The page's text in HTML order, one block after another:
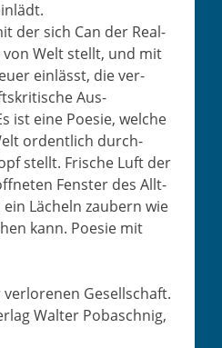
der sich Can der Real­
Welt stellt, und mit
ein­lässt, die ver­
Aus­
ist eine Poe­sie, welche
ordentlich durch­
stellt. Frische Luft der
Fen­ster des All­t­
Lächeln zaubern wie
kann. Poe­sie mit
Gesellschaft.
Wal­ter Pobaschnig,